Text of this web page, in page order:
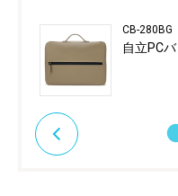
CB-280BG
自立PC